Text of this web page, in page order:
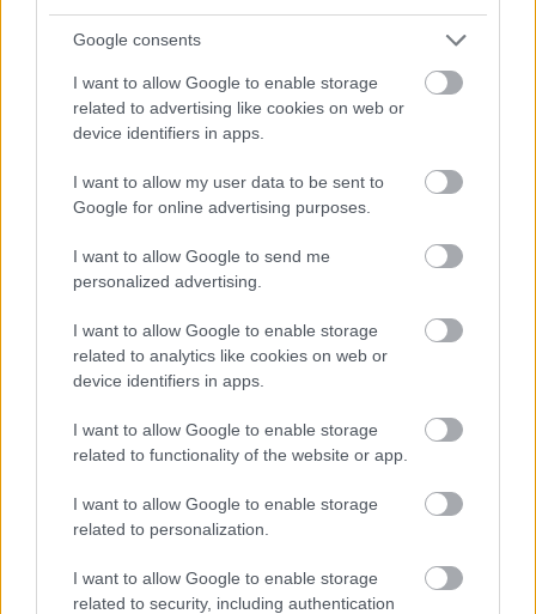
Google consents
I want to allow Google to enable storage
related to advertising like cookies on web or
device identifiers in apps.
I want to allow my user data to be sent to
Google for online advertising purposes.
I want to allow Google to send me
personalized advertising.
I want to allow Google to enable storage
related to analytics like cookies on web or
device identifiers in apps.
I want to allow Google to enable storage
related to functionality of the website or app.
I want to allow Google to enable storage
related to personalization.
I want to allow Google to enable storage
related to security, including authentication
ΤΟΠΙΚΑ ΝΕΑ
Πάτρα – Δημοτική Επιτροπή: Δεν άφησαν τον
Ψωμά ούτε να μιλήσει για τον ξυλοδαρμό του